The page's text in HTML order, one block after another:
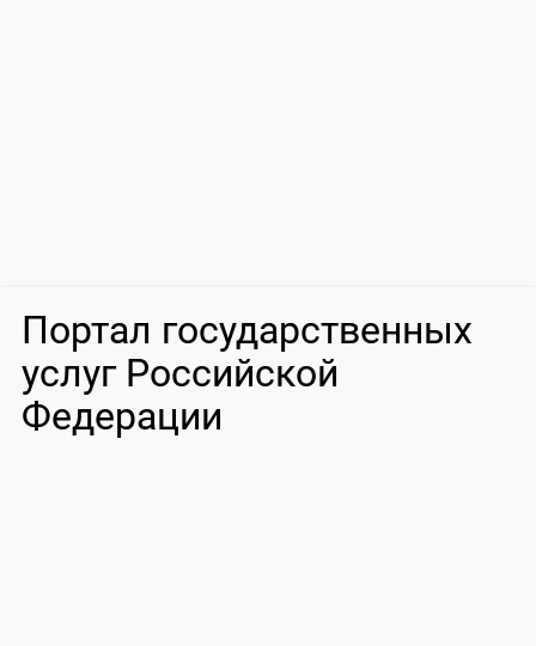
Портал государственных
услуг Российской
Федерации